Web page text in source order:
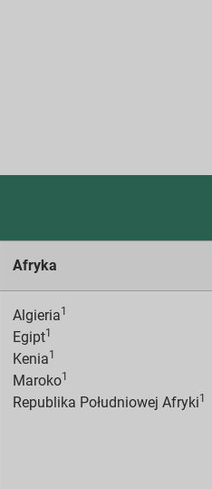
Afryka
Algieria1
Egipt1
Kenia1
Maroko1
Republika Południowej Afryki1